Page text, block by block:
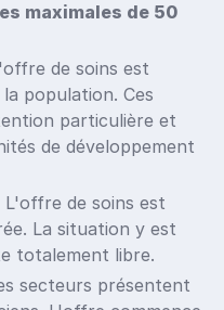
maximales de 50
de soins est
population. Ces
particulière et
de développement
L'offre de soins est
La situation y est
totalement libre.
secteurs présentent